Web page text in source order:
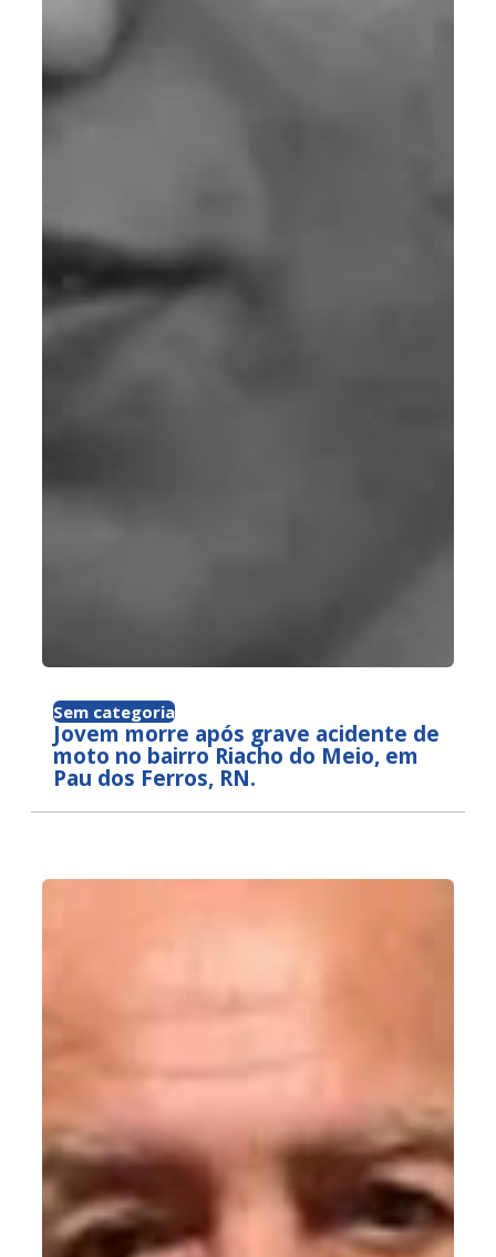
Sem categoria
Jovem morre após grave acidente de
moto no bairro Riacho do Meio, em
Pau dos Ferros, RN.